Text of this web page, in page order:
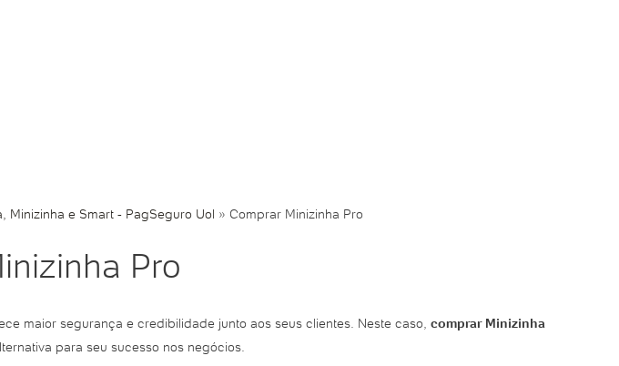
Minizinha e Smart - PagSeguro Uol » Comprar Minizinha Pro
Pro
maior segurança e credibilidade junto aos seus clientes. Neste caso, comprar Minizinha
para seu sucesso nos negócios.